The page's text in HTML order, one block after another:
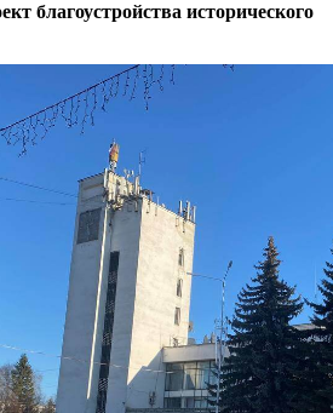
благоустройства исторического